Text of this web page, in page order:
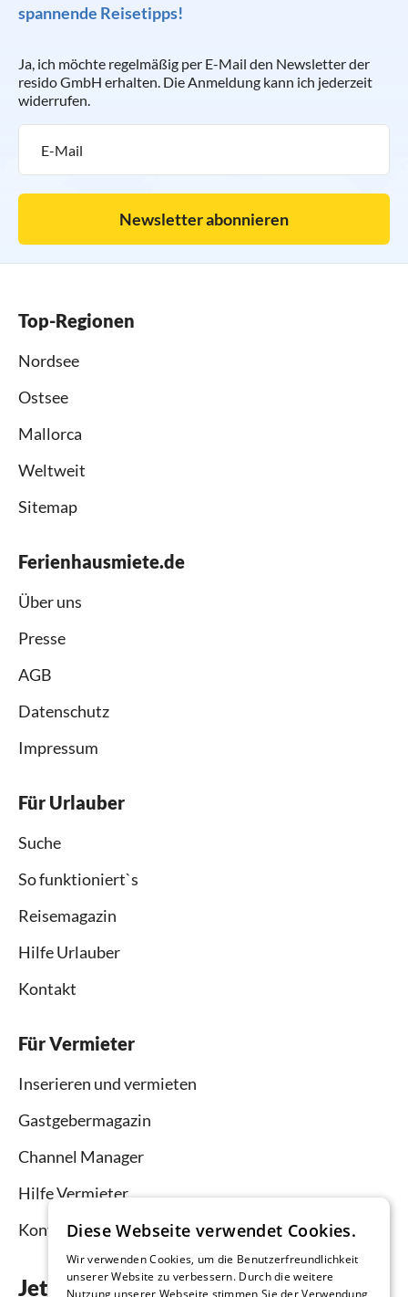
spannende Reisetipps!
Ja, ich möchte regelmäßig per E-Mail den Newsletter der
resido GmbH erhalten. Die Anmeldung kann ich jederzeit
widerrufen.
Newsletter abonnieren
Top-Regionen
Nordsee
Ostsee
Mallorca
Weltweit
Sitemap
Ferienhausmiete.de
Über uns
Presse
AGB
Datenschutz
Impressum
Für Urlauber
Suche
So funktioniert`s
Reisemagazin
Hilfe Urlauber
Kontakt
Für Vermieter
Inserieren und vermieten
Gastgebermagazin
Channel Manager
Hilfe Vermieter
Kontakt
Jetzt die App downloaden
Diese Webseite verwendet Cookies.
Wir verwenden Cookies, um die Benutzerfreundlichkeit
unserer Website zu verbessern. Durch die weitere
Nutzung unserer Webseite stimmen Sie der Verwendung